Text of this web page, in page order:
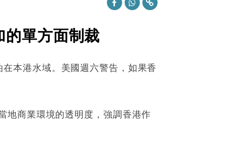
的單方面制裁
本港水域。美國週六警告，如果香
地商業環境的透明度，強調香港作